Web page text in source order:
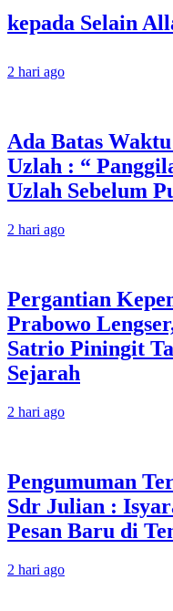
2 hari ago
Ada Batas
Uzlah : “
Uzlah Sebelum
2 hari ago
Pergantian
Prabowo
Satrio Piningit
Sejarah
2 hari ago
Pengumuman
Sdr Julian :
Pesan Baru di
2 hari ago